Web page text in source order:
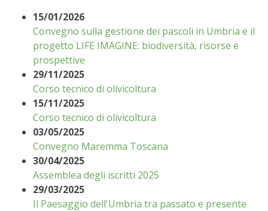
15/01/2026
Convegno sulla gestione dei pascoli in Umbria e il
progetto LIFE IMAGINE: biodiversità, risorse e
prospettive
29/11/2025
Corso tecnico di olivicoltura
15/11/2025
Corso tecnico di olivicoltura
03/05/2025
Convegno Maremma Toscana
30/04/2025
Assemblea degli iscritti 2025
29/03/2025
Il Paesaggio dell'Umbria tra passato e presente